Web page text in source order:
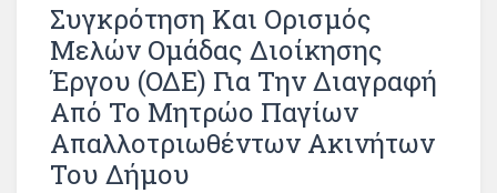
Συγκρότηση Και Ορισμός
Μελών Ομάδας Διοίκησης
Έργου (ΟΔΕ) Για Την Διαγραφή
Από Το Μητρώο Παγίων
Απαλλοτριωθέντων Ακινήτων
Του Δήμου